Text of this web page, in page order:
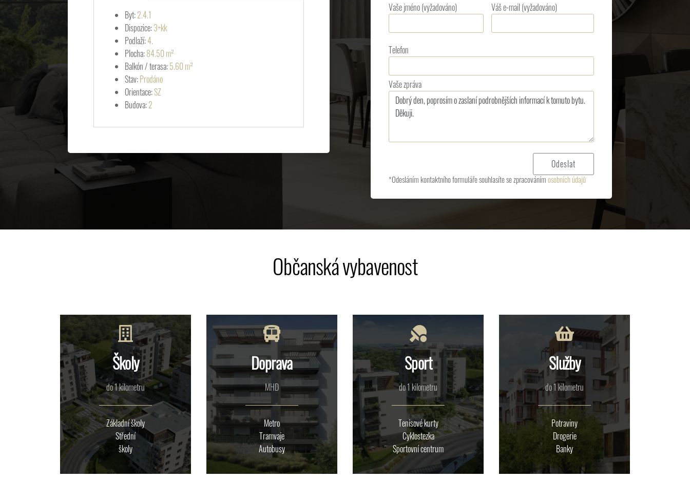
Byt:2.4.1
Dispozice:3+kk
Podlaží:4.
Plocha:84.50 m²
Balkón / terasa:5.60 m²
Stav:Prodáno
Orientace:SZ
Budova:2
Vaše jméno (vyžadováno) Váš e-mail (vyžadováno)
Telefon
Vaše zpráva
*Odesláním kontaktního formuláře souhlasíte se zpracovánímosobních údajů
Občanská vybavenost
Školy
do 1 kilometru
Základní školy
Střední
školy
Doprava
MHD
Metro
Tramvaje
Autobusy
Sport
do 1 kilometru
Tenisové kurty
Cyklostezka
Sportovní centrum
Služby
do 1 kilometru
Potraviny
Drogerie
Banky